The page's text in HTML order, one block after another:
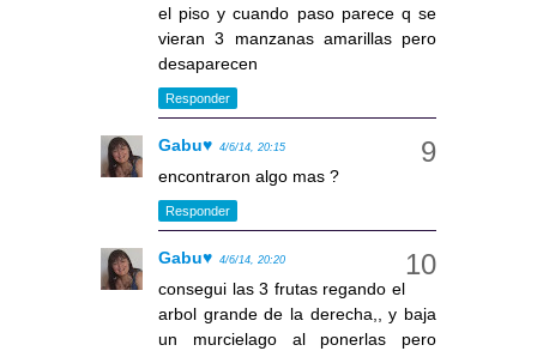
el piso y cuando paso parece q se
vieran 3 manzanas amarillas pero
desaparecen
Responder
Gabu♥ 4/6/14, 20:15
encontraron algo mas ?
Responder
Gabu♥ 4/6/14, 20:20
consegui las 3 frutas regando el
arbol grande de la derecha,, y baja
un murcielago al ponerlas pero